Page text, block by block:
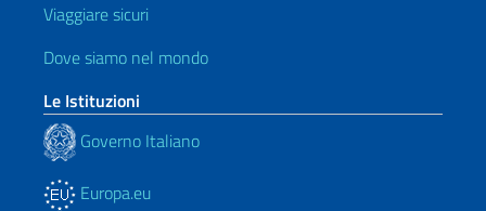
Viaggiare sicuri
Dove siamo nel mondo
Le Istituzioni
Governo Italiano
Europa.eu